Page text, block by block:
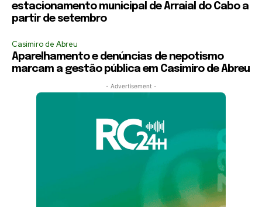
estacionamento municipal de Arraial do Cabo a
partir de setembro
Casimiro de Abreu
Aparelhamento e denúncias de nepotismo
marcam a gestão pública em Casimiro de Abreu
- Advertisement -